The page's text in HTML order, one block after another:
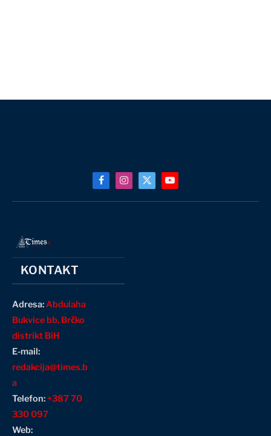
FacebookInstagram
X
(Twitter)
YouTube
KONTAKT
Adresa:Abdulaha
Bukvice bb, Brčko
distrikt BiH
E-mail:
redakcija@times.b
a
Telefon:+387 70
330 097
Web: